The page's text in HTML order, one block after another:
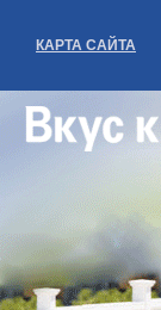
КАРТА САЙТА